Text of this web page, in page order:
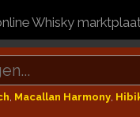
Whisky
, Macallan Harmony,